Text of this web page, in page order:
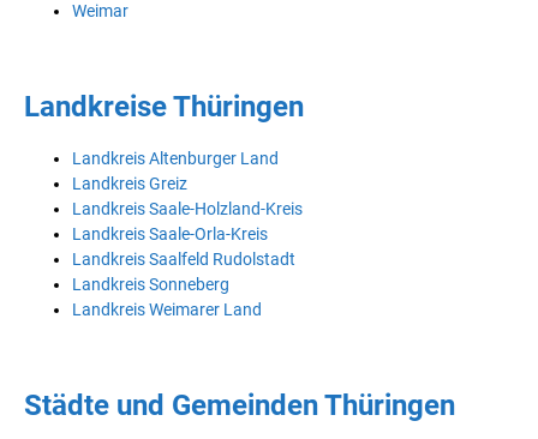
Weimar
Landkreise Thüringen
Landkreis Altenburger Land
Landkreis Greiz
Landkreis Saale-Holzland-Kreis
Landkreis Saale-Orla-Kreis
Landkreis Saalfeld Rudolstadt
Landkreis Sonneberg
Landkreis Weimarer Land
Städte und Gemeinden Thüringen